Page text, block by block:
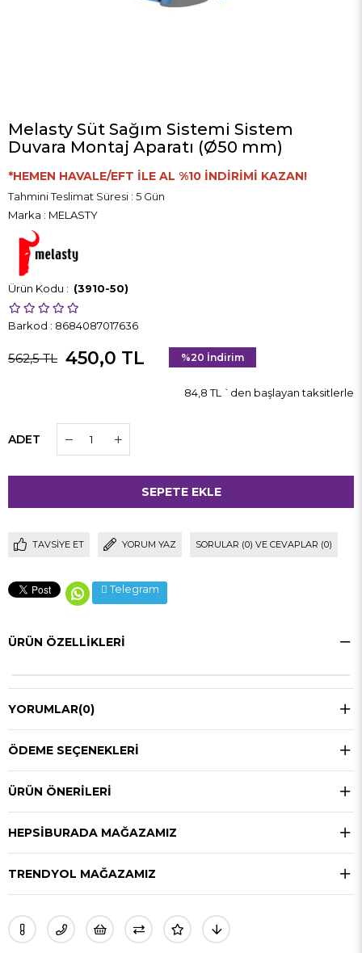
Melasty Süt Sağım Sistemi Sistem
Duvara Montaj Aparatı (Ø50 mm)
*HEMEN HAVALE/EFT İLE AL %10 İNDİRİMİ KAZAN!
Tahmini Teslimat Süresi : 5 Gün
Marka : MELASTY
(3910-50)
Barkod : 8684087017636
562,5 TL 450,0 TL %20 İndirim
84,8 TL `den başlayan taksitlerle
ADET
TAVSIYE ET YORUM YAZ SORULAR (0) VE CEVAPLAR (0)
Telegram
ÜRÜN ÖZELLIKLERI
YORUMLAR(0)
ÖDEME SEÇENEKLERI
ÜRÜN ÖNERILERI
HEPSIBURADA MAĞAZAMIZ
TRENDYOL MAĞAZAMIZ